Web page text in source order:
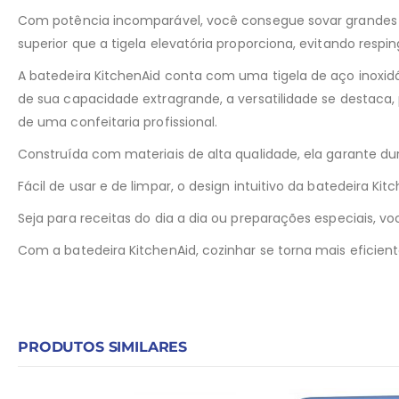
Com potência incomparável, você consegue sovar
superior que a tigela elevatória proporciona, evitando
A batedeira KitchenAid conta com uma tigela de aço
de sua capacidade extragrande, a versatilidade se
de uma confeitaria profissional.
Construída com materiais de alta qualidade, ela garante
Fácil de usar e de limpar, o design intuitivo da batedeira
Seja para receitas do dia a dia ou preparações especiais,
Com a batedeira KitchenAid, cozinhar se torna mais
PRODUTOS SIMILARES